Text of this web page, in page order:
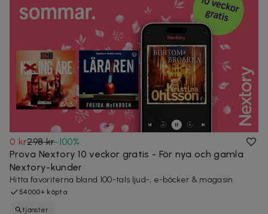
0 kr298 kr-100%
Prova Nextory 10 veckor gratis - För nya och gamla
Nextory-kunder
Hitta favoriterna bland 100-tals ljud-, e-böcker & magasin
54000+ köpta
tjänster